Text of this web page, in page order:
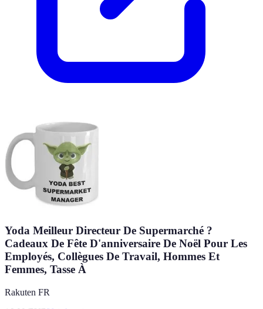
Yoda Meilleur Directeur De Supermarché ?
Cadeaux De Fête D'anniversaire De Noël Pour Les
Employés, Collègues De Travail, Hommes Et
Femmes, Tasse À
Rakuten FR